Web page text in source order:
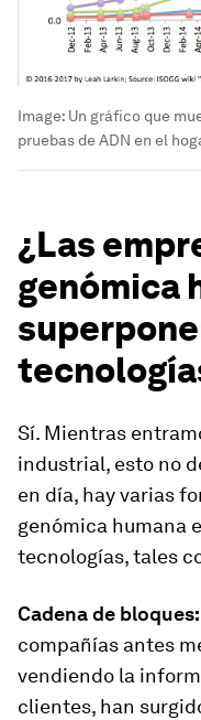
Image: Un gráfico que
pruebas de ADN en el
¿Las
genómica
Sí. Mientras
industrial, esto no
en día, hay varias
genómica humana
tecnologías, tales
Cadena de bloques:
compañías antes
vendiendo la
clientes, han